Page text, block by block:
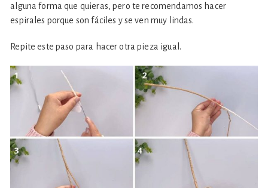
alguna forma que quieras, pero te recomendamos hacer
espirales porque son fáciles y se ven muy lindas.
Repite este paso para hacer otra pieza igual.